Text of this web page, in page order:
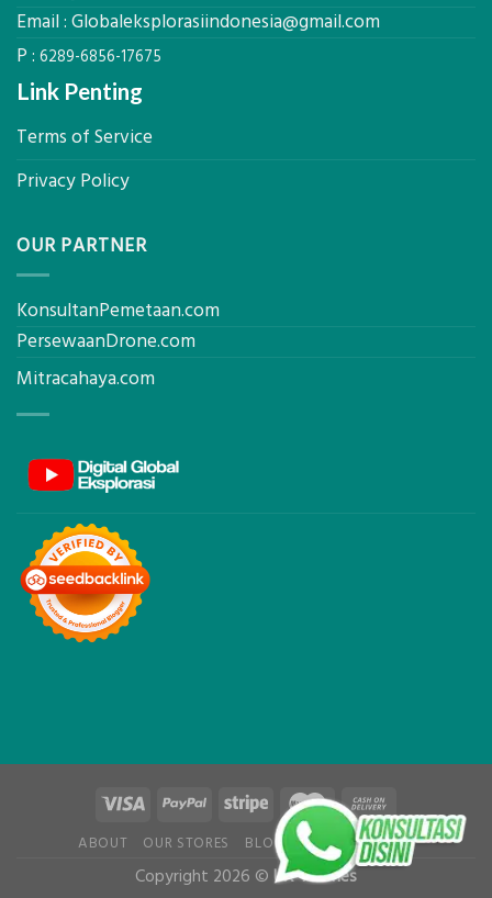
Sejuk
Tanpa
Email : Globaleksplorasiindonesia@gmail.com
P : 6289-6856-17675
Link Penting
Terms of Service
Privacy Policy
OUR PARTNER
KonsultanPemetaan.com
PersewaanDrone.com
Mitracahaya.com
ABOUT OUR STORES BLOG CONTACT FAQ
Copyright 2026 © UX Themes